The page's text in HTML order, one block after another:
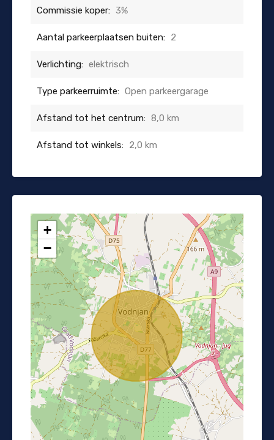
Commissie koper: 3%
Aantal parkeerplaatsen buiten: 2
Verlichting: elektrisch
Type parkeerruimte: Open parkeergarage
Afstand tot het centrum: 8,0 km
Afstand tot winkels: 2,0 km
+
−